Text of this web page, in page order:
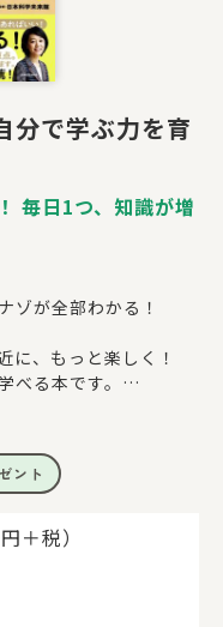
分で学ぶ力を育
毎日1つ、知識が増
が全部わかる！
に、もっと楽しく！
る本です。
紹介しているので、科
「探してみよう」
わかった！」という
できます。
かりやすく、どんどん
く体験型学習ができる
ント
＋税）